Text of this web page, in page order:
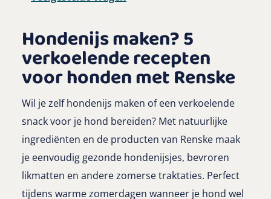
Hondenijs maken? 5
verkoelende recepten
voor honden met Renske
Wil je zelf hondenijs maken of een verkoelende
snack voor je hond bereiden? Met natuurlijke
ingrediënten en de producten van Renske maak
je eenvoudig gezonde hondenijsjes, bevroren
likmatten en andere zomerse traktaties. Perfect
tijdens warme zomerdagen wanneer je hond wel